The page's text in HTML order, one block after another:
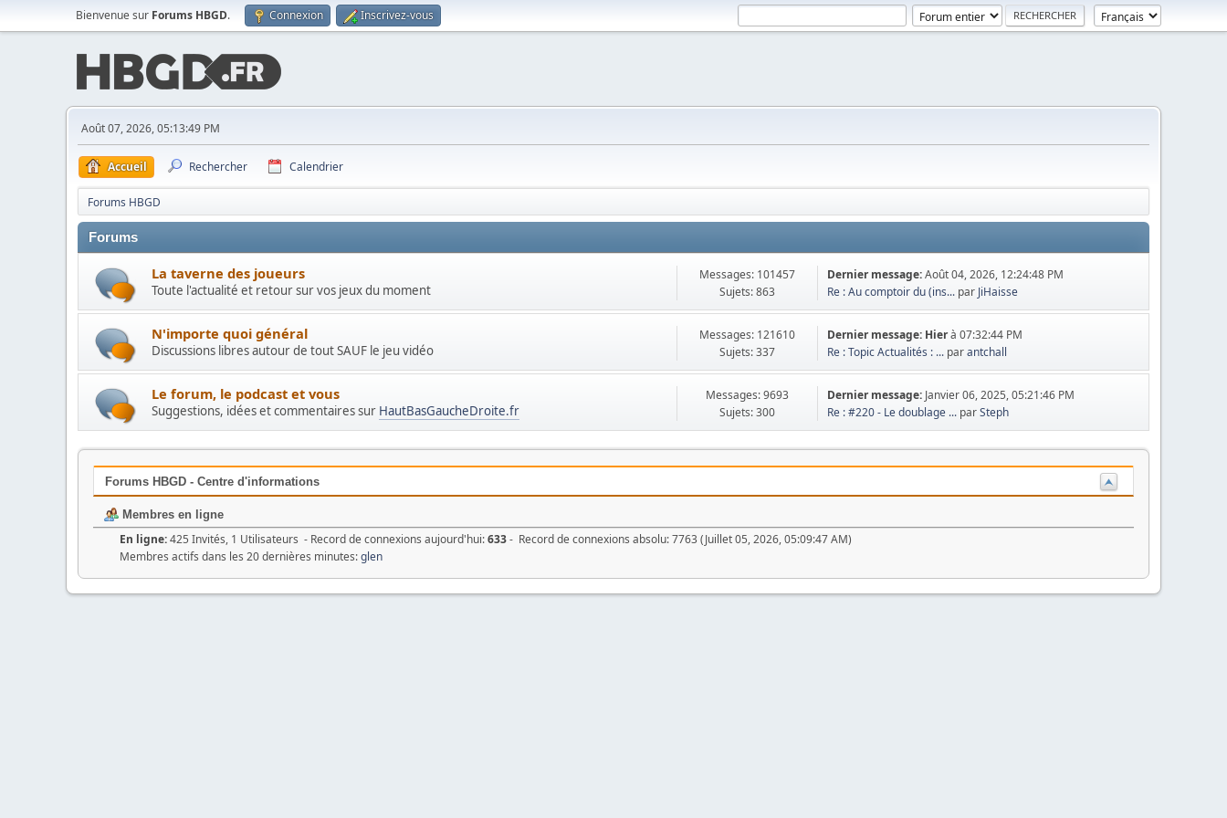
Bienvenue sur Forums HBGD. Connexion Inscrivez-vous
Août 07, 2026, 05:13:49 PM
Accueil Rechercher Calendrier
Forums HBGD
Forums
La taverne des joueurs
Toute l'actualité et retour sur vos jeux du moment
Messages: 101457
Sujets: 863
Dernier message:Août 04, 2026, 12:24:48 PM
Re : Au comptoir du (ins... par JiHaisse
N'importe quoi général
Discussions libres autour de tout SAUF le jeu vidéo
Messages: 121610
Sujets: 337
Dernier message: Hierà 07:32:44 PM
Re : Topic Actualités : ... parantchall
Le forum, le podcast et vous
Suggestions, idées et commentaires sur HautBasGaucheDroite.fr
Messages: 9693
Sujets: 300
Dernier message: Janvier 06, 2025, 05:21:46 PM
Re : #220 - Le doublage ... parSteph
Forums HBGD - Centre d'informations
Membres en ligne
En ligne:425 Invités, 1 Utilisateurs - Record de connexions aujourd'hui:633- Record de connexions absolu: 7763 (Juillet 05, 2026, 05:09:47 AM)
Membres actifs dans les 20 dernières minutes:glen